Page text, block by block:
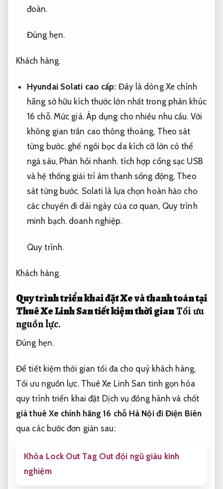
đoàn.
Đúng hẹn.
Khách hàng.
Hyundai Solati cao cấp: Đây là dòng Xe chính
hãng sở hữu kích thước lớn nhất trong phân khúc
16 chỗ. Mức giá. Áp dụng cho nhiều nhu cầu. Với
không gian trần cao thông thoáng, Theo sát
từng bước. ghế ngồi bọc da kích cỡ lớn có thể
ngả sâu, Phản hồi nhanh. tích hợp cổng sạc USB
và hệ thống giải trí âm thanh sống động, Theo
sát từng bước. Solati là lựa chọn hoàn hảo cho
các chuyến đi dài ngày của cơ quan, Quy trình
minh bạch. doanh nghiệp.
Quy trình.
Khách hàng.
Quy trình triển khai đặt Xe và thanh toán tại
Thuê Xe Linh San tiết kiệm thời gianTối ưu
nguồn lực.
Đúng hẹn.
Để tiết kiệm thời gian tối đa cho quý khách hàng,
Tối ưu nguồn lực.Thuê Xe Linh San tinh gọn hóa
quy trình triển khai đặt Dịch vụ đồng hành và chốt
giá thuê Xe chính hãng 16 chỗ Hà Nội đi Điện Biên
qua các bước đơn giản sau:
Khóa Lock Out Tag Out đội ngũ giàu kinh
nghiệm